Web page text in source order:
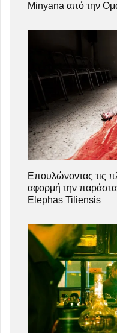
Minyana από την
Επουλώνοντας τις
αφορμή την
Elephas Tiliensis